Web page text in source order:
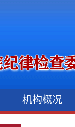
机构概况